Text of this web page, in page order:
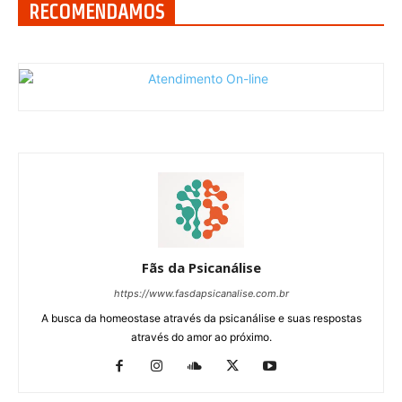
RECOMENDAMOS
Fãs da Psicanálise
https://www.fasdapsicanalise.com.br
A busca da homeostase através da psicanálise e suas respostas
através do amor ao próximo.